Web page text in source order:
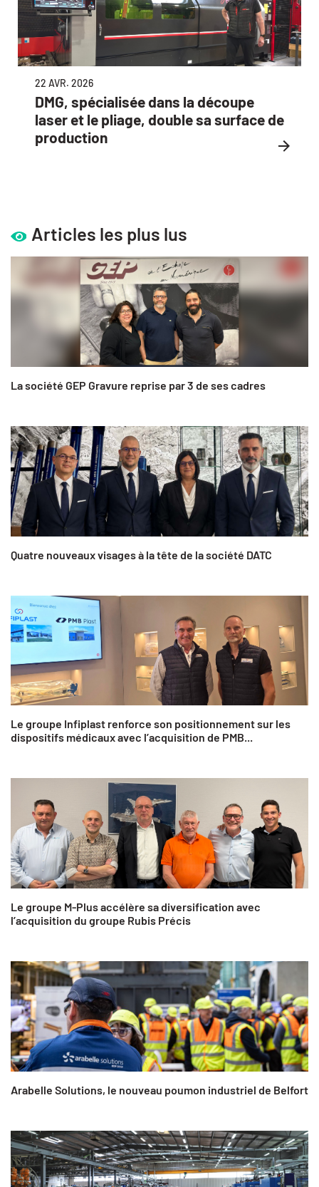
22 AVR. 2026
DMG, spécialisée dans la découpe
laser et le pliage, double sa surface de
production
Articles les plus lus
La société GEP Gravure reprise par 3 de ses cadres
Quatre nouveaux visages à la tête de la société DATC
Le groupe Infiplast renforce son positionnement sur les
dispositifs médicaux avec l’acquisition de PMB...
Le groupe M-Plus accélère sa diversification avec
l’acquisition du groupe Rubis Précis
Arabelle Solutions, le nouveau poumon industriel de Belfort